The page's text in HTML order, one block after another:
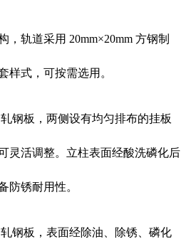
，轨道采用 20mm×20mm 方钢制
样式，可按需选用。
钢板，两侧设有均匀排布的挂板
灵活调整。立柱表面经酸洗磷化后
防锈耐用性。
钢板，表面经除油、除锈、磷化